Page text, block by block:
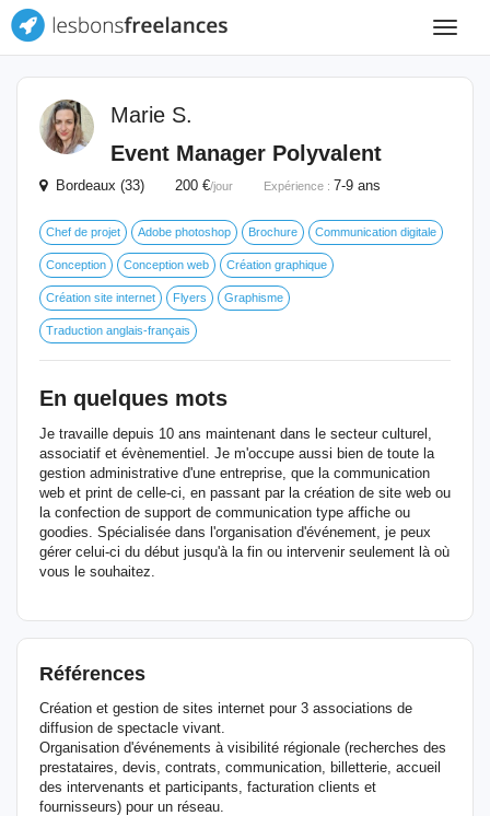
Toggle
Marie S.
Event Manager Polyvalent
Bordeaux (33) 200 €/jour Expérience : 7-9 ans
Chef de projet Adobe photoshop Brochure Communication digitale
Conception Conception web Création graphique
Création site internet Flyers Graphisme
Traduction anglais-français
En quelques mots
Je travaille depuis 10 ans maintenant dans le secteur culturel,
associatif et évènementiel. Je m'occupe aussi bien de toute la
gestion administrative d'une entreprise, que la communication
web et print de celle-ci, en passant par la création de site web ou
la confection de support de communication type affiche ou
goodies. Spécialisée dans l'organisation d'événement, je peux
gérer celui-ci du début jusqu'à la fin ou intervenir seulement là où
vous le souhaitez.
Références
Création et gestion de sites internet pour 3 associations de
diffusion de spectacle vivant.
Organisation d'événements à visibilité régionale (recherches des
prestataires, devis, contrats, communication, billetterie, accueil
des intervenants et participants, facturation clients et
fournisseurs) pour un réseau.